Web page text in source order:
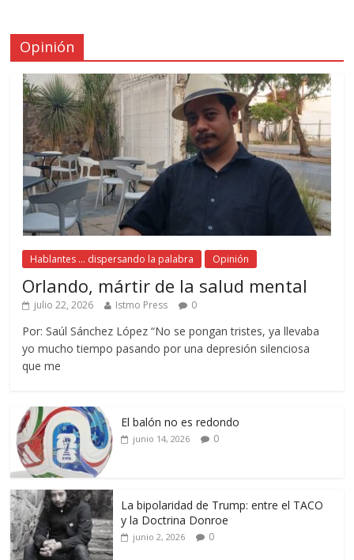
Opinión
Hablantes ... dispersando la palabra Opinión
Orlando, mártir de la salud mental
julio 22, 2026 Istmo Press 0
Por: Saúl Sánchez López “No se pongan tristes, ya llevaba
yo mucho tiempo pasando por una depresión silenciosa
que me
El balón no es redondo
junio 14, 2026 0
La bipolaridad de Trump: entre el TACO
y la Doctrina Donroe
junio 2, 2026 0